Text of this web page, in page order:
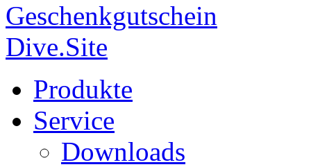
Geschenkgutschein
Dive.Site
Produkte
Service
Downloads